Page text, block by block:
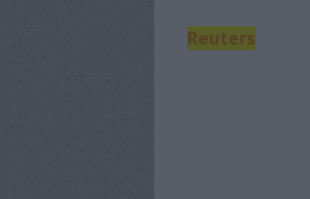
Reuters